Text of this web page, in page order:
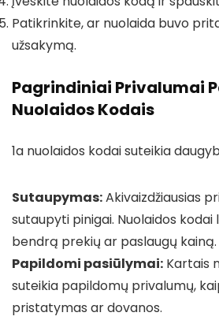
Patikrinkite, ar nuolaida buvo
užsakymą.
Pagrindiniai Privalumai
Nuolaidos Kodais
1a nuolaidos kodai suteikia
Sutaupymas:Akivaizdžiausias
sutaupyti pinigai. Nuolaidos kodai
bendrą prekių ar paslaugų kainą.
Papildomi pasiūlymai: Kartais
suteikia papildomų privalumų,
pristatymas ar dovanos.